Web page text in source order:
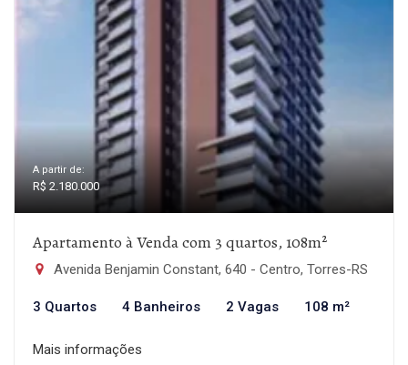
A partir de:
R$ 2.180.000
Apartamento à Venda com 3 quartos, 108m²
Avenida Benjamin Constant, 640 - Centro, Torres-RS
3 Quartos 4 Banheiros 2 Vagas 108 m²
Mais informações